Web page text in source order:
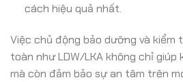
cách hiệu quả nhất.
Việc chủ động bảo dưỡng và kiểm
toàn như LDW/LKA không chỉ
mà còn đảm bảo sự an tâm trên